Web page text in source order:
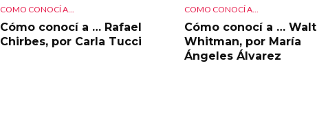
COMO CONOCÍ A...
Cómo conocí a … Rafael
Chirbes, por Carla Tucci
COMO CONOCÍ A...
Cómo conocí a … Walt
Whitman, por María
Ángeles Álvarez